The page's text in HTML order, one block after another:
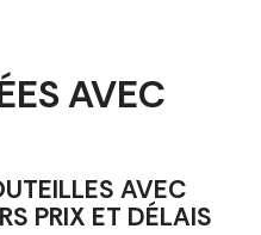
AVEC
AVEC
PRIX ET DÉLAIS